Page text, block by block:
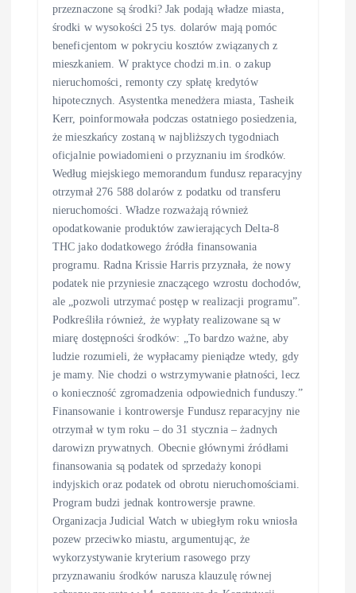
przeznaczone są środki? Jak podają władze miasta,
środki w wysokości 25 tys. dolarów mają pomóc
beneficjentom w pokryciu kosztów związanych z
mieszkaniem. W praktyce chodzi m.in. o zakup
nieruchomości, remonty czy spłatę kredytów
hipotecznych. Asystentka menedżera miasta, Tasheik
Kerr, poinformowała podczas ostatniego posiedzenia,
że mieszkańcy zostaną w najbliższych tygodniach
oficjalnie powiadomieni o przyznaniu im środków.
Według miejskiego memorandum fundusz reparacyjny
otrzymał 276 588 dolarów z podatku od transferu
nieruchomości. Władze rozważają również
opodatkowanie produktów zawierających Delta-8
THC jako dodatkowego źródła finansowania
programu. Radna Krissie Harris przyznała, że nowy
podatek nie przyniesie znaczącego wzrostu dochodów,
ale „pozwoli utrzymać postęp w realizacji programu”.
Podkreśliła również, że wypłaty realizowane są w
miarę dostępności środków: „To bardzo ważne, aby
ludzie rozumieli, że wypłacamy pieniądze wtedy, gdy
je mamy. Nie chodzi o wstrzymywanie płatności, lecz
o konieczność zgromadzenia odpowiednich funduszy.”
Finansowanie i kontrowersje Fundusz reparacyjny nie
otrzymał w tym roku – do 31 stycznia – żadnych
darowizn prywatnych. Obecnie głównymi źródłami
finansowania są podatek od sprzedaży konopi
indyjskich oraz podatek od obrotu nieruchomościami.
Program budzi jednak kontrowersje prawne.
Organizacja Judicial Watch w ubiegłym roku wniosła
pozew przeciwko miastu, argumentując, że
wykorzystywanie kryterium rasowego przy
przyznawaniu środków narusza klauzulę równej